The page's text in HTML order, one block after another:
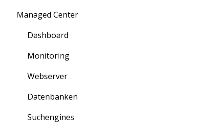
Nutzerverwaltung
Zugriff
Information für Neukunden
Persönliche Daten
Übersicht über Kunden, Cluster und mehr
Verträge: Bestellung und Kündigung
Rechnungen
Bestellungen
Erweiterungen
Managed Center
Dashboard
Monitoring
Webserver
Datenbanken
Suchengines